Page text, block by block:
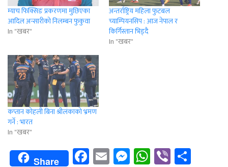
म्याच फिक्सिङ प्रकरणमा मुछिएका
आदिल अन्सारीको निलम्बन फुकुवा
In "खबर"
अन्तर्राष्ट्रिय महिला फुटबल
च्याम्पियनसिप : आज नेपाल र
किर्गिस्तान भिड्दै
In "खबर"
कप्तान कोहली बिना श्रीलंकाको भ्रमण
गर्ने : भारत
In "खबर"
Share Facebook
EmailMessenger
WhatsApp
Viber